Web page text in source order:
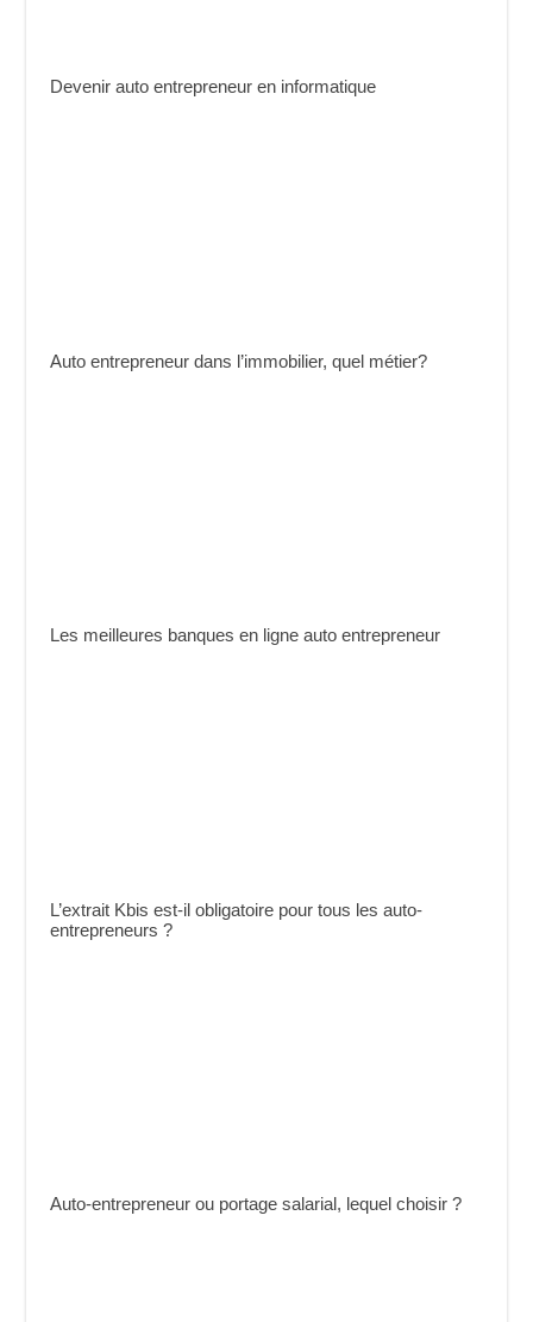
Devenir auto entrepreneur en informatique
Auto entrepreneur dans l’immobilier, quel métier?
Les meilleures banques en ligne auto entrepreneur
L’extrait Kbis est-il obligatoire pour tous les auto-
entrepreneurs ?
Auto-entrepreneur ou portage salarial, lequel choisir ?